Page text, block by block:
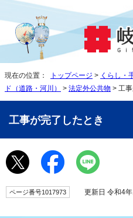
現在の位置： トップページ > くらし・
ド（道路・河川）
> 法定外公共物 > 工
工事が完了したとき
ページ番号1017973 更新日 令和4年